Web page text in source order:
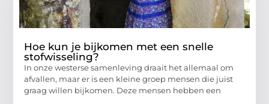
Hoe kun je bijkomen met een snelle
stofwisseling?
In onze westerse samenleving draait het allemaal om
afvallen, maar er is een kleine groep mensen die juist
graag willen bijkomen. Deze mensen hebben een